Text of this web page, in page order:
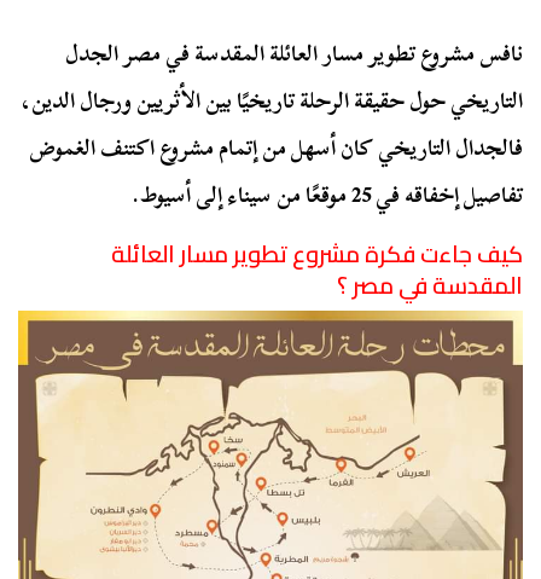
نافس مشروع تطوير مسار العائلة المقدسة في مصر الجدل
التاريخي حول حقيقة الرحلة تاريخيًا بين الأثريين ورجال الدين،
فالجدال التاريخي كان أسهل من إتمام مشروع اكتنف الغموض
تفاصيل إخفاقه في 25 موقعًا من سيناء إلى أسيوط.
كيف جاءت فكرة مشروع تطوير مسار العائلة
المقدسة في مصر ؟